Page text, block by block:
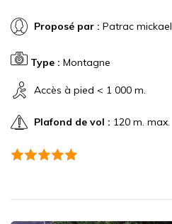
Proposé par : Patrac mickael
Type : Montagne
Accès à pied < 1 000 m.
Plafond de vol : 120 m. max.